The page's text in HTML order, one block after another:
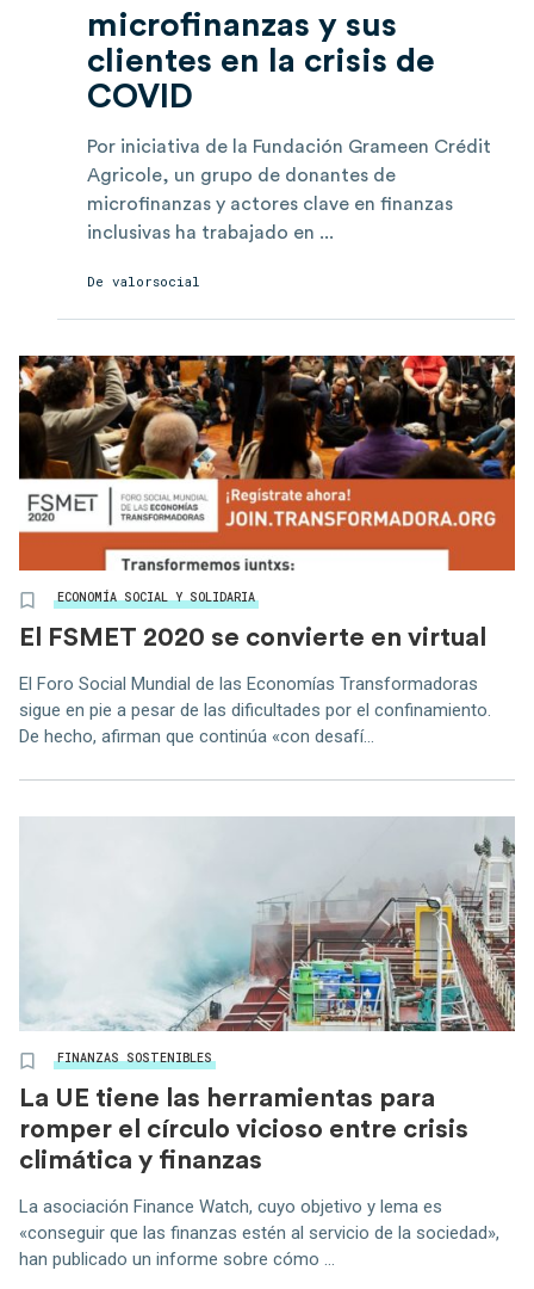
ECONOMÍA SOCIAL Y SOLIDARIA
El FSMET 2020 se convierte en virtual
El Foro Social Mundial de las Economías Transformadoras
sigue en pie a pesar de las dificultades por el confinamiento.
De hecho, afirman que continúa «con desafí...
FINANZAS SOSTENIBLES
La UE tiene las herramientas para
romper el círculo vicioso entre crisis
climática y finanzas
La asociación Finance Watch, cuyo objetivo y lema es
«conseguir que las finanzas estén al servicio de la sociedad»,
han publicado un informe sobre cómo ...
microfinanzas y sus
clientes en la crisis de
COVID
Por iniciativa de la Fundación Grameen Crédit
Agricole, un grupo de donantes de
microfinanzas y actores clave en finanzas
inclusivas ha trabajado en ...
De valorsocial